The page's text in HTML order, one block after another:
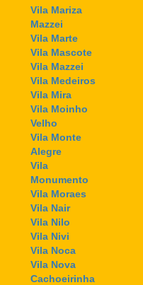
Vila Mariza
Mazzei
Vila Marte
Vila Mascote
Vila Mazzei
Vila Medeiros
Vila Mira
Vila Moinho
Velho
Vila Monte
Alegre
Vila
Monumento
Vila Moraes
Vila Nair
Vila Nilo
Vila Nivi
Vila Noca
Vila Nova
Cachoeirinha